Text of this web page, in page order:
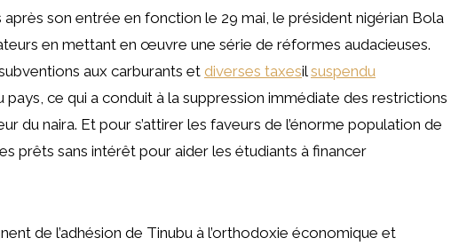
son entrée en fonction le 29 mai, le président nigérian Bola
en mettant en œuvre une série de réformes audacieuses.
aux carburants et diverses taxesilsuspendu
ce qui a conduit à la suppression immédiate des restrictions
du naira. Et pour s’attirer les faveurs de l’énorme population de
prêts sans intérêt pour aider les étudiants à financer
de l’adhésion de Tinubu à l’orthodoxie économique et